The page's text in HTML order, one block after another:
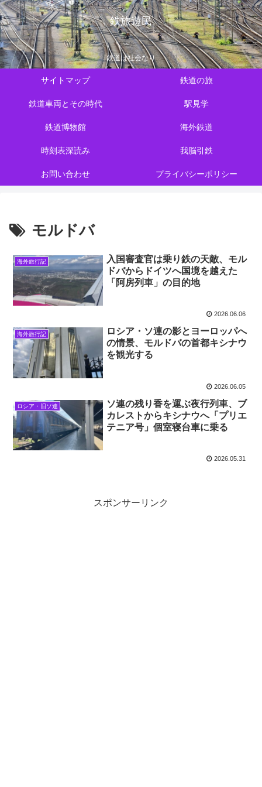
鉄旅遊民
鉄道は社会なり
サイトマップ 鉄道の旅
鉄道車両とその時代 駅見学
鉄道博物館 海外鉄道
時刻表深読み 我脳引鉄
お問い合わせ プライバシーポリシー
モルドバ
海外旅行記
入国審査官は乗り鉄の天敵、モル
ドバからドイツへ国境を越えた
「阿房列車」の目的地
2026.06.06
海外旅行記
ロシア・ソ連の影とヨーロッパへ
の情景、モルドバの首都キシナウ
を観光する
2026.06.05
ロシア・旧ソ連
ソ連の残り香を運ぶ夜行列車、ブ
カレストからキシナウへ「プリエ
テニア号」個室寝台車に乗る
2026.05.31
スポンサーリンク